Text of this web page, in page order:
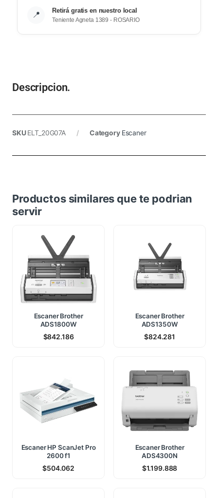
📍 Retirá gratis en nuestro local
Teniente Agneta 1389 - ROSARIO
Descripcion.
SKUELT_20G07A Category Escaner
Productos similares que te podrian
servir
Escaner Brother
ADS1800W
$842.186
Escaner Brother
ADS1350W
$824.281
Escaner HP ScanJet Pro
2600 f1
$504.062
Escaner Brother
ADS4300N
$1.199.888